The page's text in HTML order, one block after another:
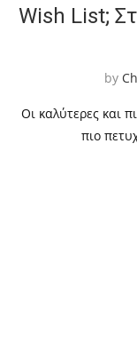
Wish List;
by
Οι καλύτερες και
πιο